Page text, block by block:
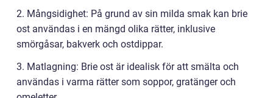
2. Mångsidighet: På grund av sin milda smak kan brie
ost användas i en mängd olika rätter, inklusive
smörgåsar, bakverk och ostdippar.
3. Matlagning: Brie ost är idealisk för att smälta och
användas i varma rätter som soppor, gratänger och